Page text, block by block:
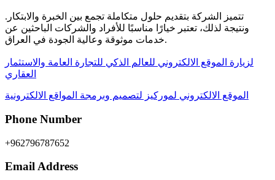
تتميز الشركة بتقديم حلول متكاملة تجمع بين الخبرة والابتكار.
ونتيجة لذلك، تعتبر خيارًا مناسبًا للأفراد والشركات الباحثين عن
خدمات موثوقة وعالية الجودة في العراق.
لزيارة الموقع الالكتروني للعالم الذكي للتجارة العامة والاستثمار
العقاري
الموقع الالكتروني لموركيز لتصميم وبرمجة المواقع الالكترونية
Phone Number
+962796787652
Email Address